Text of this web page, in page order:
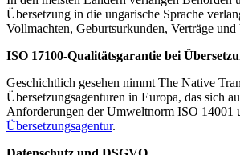
Übersetzung in die ungarische Sprache
Vollmachten, Geburtsurkunden, Verträge
ISO 17100-Qualitätsgarantie bei
Geschichtlich gesehen nimmt The Native
Übersetzungsagenturen in Europa, das sich
Anforderungen der Umweltnorm ISO 14001
Übersetzungsagentur.